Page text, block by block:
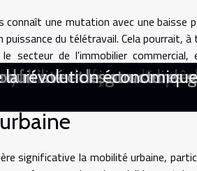
connaît une mutation avec une baisse
du télétravail. Cela pourrait,
secteur de l'immobilier
sur les besoins résidentiels plutôt
significative la mobilité urbaine,
commerciales ?
: exemples et
l’existant
hors d'usage ?
à une étude de
la
bancaire à
optimiser votre
améliorations de
dans le domaine
des achats en
GEO pour votre
elles les portes de
la réduction des
le coaching
du portage salarial ?
rôle pour les athlètes ?
d'un empire
pour vos événements
à vos besoins
un espace de
transforme
des jeunes
fermé et le gros
avec des structures
la révolution économique